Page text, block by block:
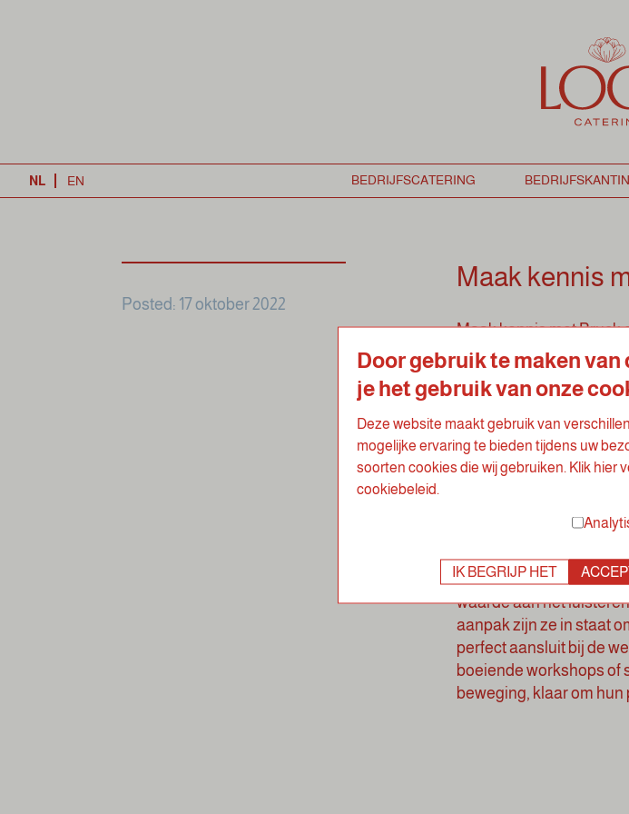
Posted: 17 oktober 2022
Maak kennis
Maak kennis met Bruck
teruggaat tot hun tijd
tijdens deze
waarden van biologisch
Na jarenlang op hoog
eigen cateringbedrijf op
altijd op de hoogte van
alleen volgers, maar
Wat LOOF-Catering
waarde aan het
aanpak zijn ze in staat
perfect aansluit bij de
boeiende workshops of
beweging, klaar om
Door gebruik te maken
je het gebruik van onze
Deze website maakt gebruik van
mogelijke ervaring te bieden tijdens uw
soorten cookies die wij gebruiken. Klik hier
cookiebeleid.
IK BEGRIJP HET